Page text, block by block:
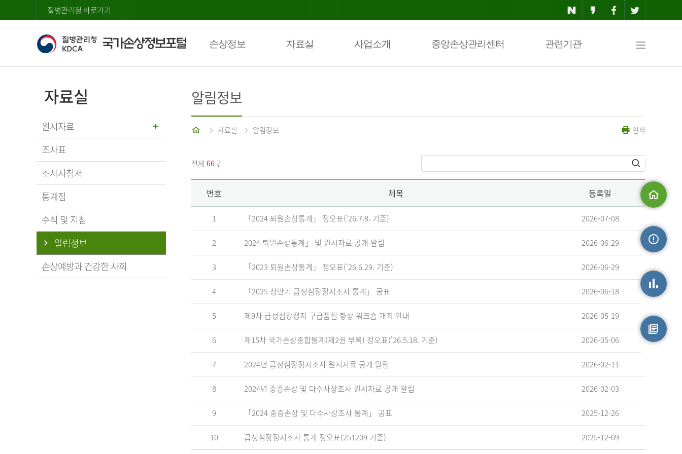
질병관리청 바로가기
손상정보 자료실 사업소개 중앙손상관리센터 관련기관
맵
자료실
원시자료
조사표
조사지침서
통계집
수칙 및 지침
알림정보
손상예방과 건강한 사회
알림정보
홈 자료실 알림정보 인쇄
전체 66 건
번호 제목 등록일
1 「2024 퇴원손상통계」 정오표('26.7.8. 기준) 2026-07-08
2 2024 퇴원손상통계」 및 원시자료 공개 알림 2026-06-29
3 「2023 퇴원손상통계」 정오표('26.6.29. 기준) 2026-06-29
4 「2025 상반기 급성심장정지조사 통계」 공표 2026-06-18
5 제9차 급성심장정지 구급품질 향상 워크숍 개최 안내 2026-05-19
6 제15차 국가손상종합통계(제2권 부록) 정오표('26.5.18. 기준) 2026-05-06
7 2024년 급성심장정지조사 원시자료 공개 알림 2026-02-11
8 2024년 중증손상 및 다수사상조사 원시자료 공개 알림 2026-02-03
9 「2024 중증손상 및 다수사상조사 통계」 공표 2025-12-26
10 급성심장정지조사 통계 정오표(251209 기준) 2025-12-09